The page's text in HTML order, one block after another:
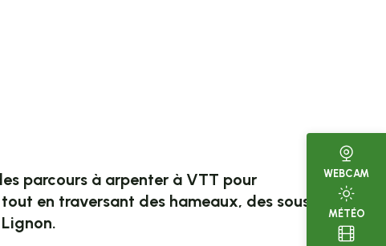
WEBCAM
MÉTÉO
parcours à arpenter à VTT pour
en traversant des hameaux, des sous-